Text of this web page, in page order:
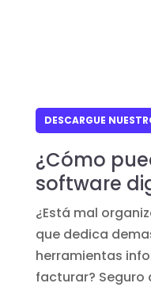
DESCARGUE
¿Cómo
software
¿Está mal
que dedica
herramientas
facturar? Seguro